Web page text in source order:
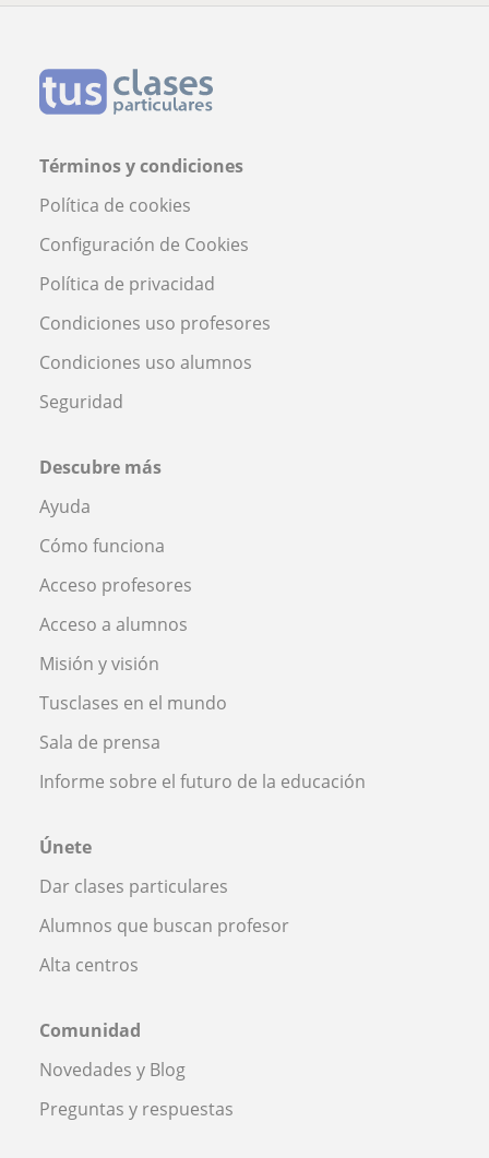
Términos y condiciones
Política de cookies
Configuración de Cookies
Política de privacidad
Condiciones uso profesores
Condiciones uso alumnos
Seguridad
Descubre más
Ayuda
Cómo funciona
Acceso profesores
Acceso a alumnos
Misión y visión
Tusclases en el mundo
Sala de prensa
Informe sobre el futuro de la educación
Únete
Dar clases particulares
Alumnos que buscan profesor
Alta centros
Comunidad
Novedades y Blog
Preguntas y respuestas